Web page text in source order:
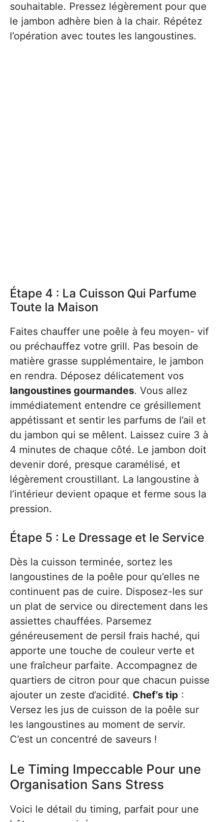
souhaitable. Pressez légèrement pour que
le jambon adhère bien à la chair. Répétez
l’opération avec toutes les langoustines.
Étape 4 : La Cuisson Qui Parfume
Toute la Maison
Faites chauffer une poêle à feu moyen- vif
ou préchauffez votre grill. Pas besoin de
matière grasse supplémentaire, le jambon
en rendra. Déposez délicatement vos
langoustines gourmandes. Vous allez
immédiatement entendre ce grésillement
appétissant et sentir les parfums de l’ail et
du jambon qui se mêlent. Laissez cuire 3 à
4 minutes de chaque côté. Le jambon doit
devenir doré, presque caramélisé, et
légèrement croustillant. La langoustine à
l’intérieur devient opaque et ferme sous la
pression.
Étape 5 : Le Dressage et le Service
Dès la cuisson terminée, sortez les
langoustines de la poêle pour qu’elles ne
continuent pas de cuire. Disposez-les sur
un plat de service ou directement dans les
assiettes chauffées. Parsemez
généreusement de persil frais haché, qui
apporte une touche de couleur verte et
une fraîcheur parfaite. Accompagnez de
quartiers de citron pour que chacun puisse
ajouter un zeste d’acidité. Chef’s tip :
Versez les jus de cuisson de la poêle sur
les langoustines au moment de servir.
C’est un concentré de saveurs !
Le Timing Impeccable Pour une
Organisation Sans Stress
Voici le détail du timing, parfait pour une